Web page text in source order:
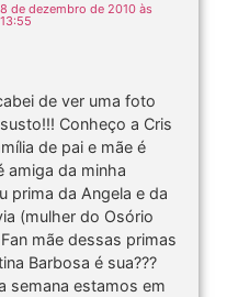
8 de dezembro de 2010 às
13:55
de ver uma foto
Conheço a Cris
de pai e mãe é
amiga da minha
prima da Angela e da
(mulher do Osório
mãe dessas primas
Barbosa é sua???
semana estamos em